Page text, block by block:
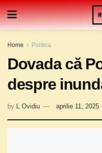
Home Politica
Dovada că
despre
by L Ovidiu aprilie 11, 2025